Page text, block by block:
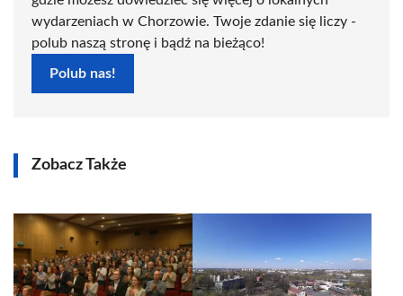
wydarzeniach w Chorzowie. Twoje zdanie się liczy -
polub naszą stronę i bądź na bieżąco!
Polub nas!
Zobacz Także